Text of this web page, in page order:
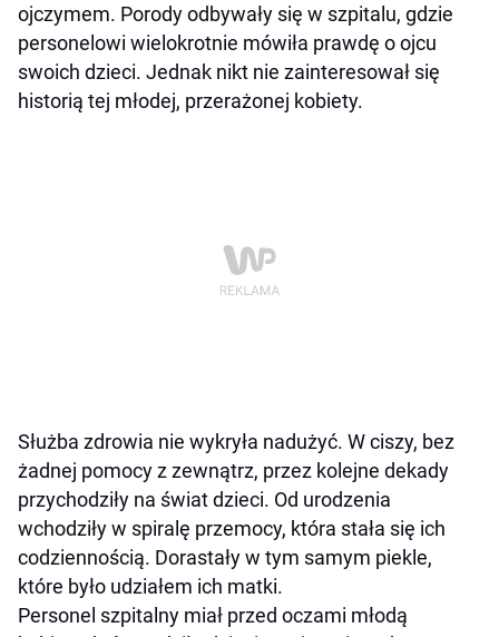
ojczymem. Porody odbywały się w szpitalu, gdzie
personelowi wielokrotnie mówiła prawdę o ojcu
swoich dzieci. Jednak nikt nie zainteresował się
historią tej młodej, przerażonej kobiety.
Służba zdrowia nie wykryła nadużyć. W ciszy, bez
żadnej pomocy z zewnątrz, przez kolejne dekady
przychodziły na świat dzieci. Od urodzenia
wchodziły w spiralę przemocy, która stała się ich
codziennością. Dorastały w tym samym piekle,
które było udziałem ich matki.
Personel szpitalny miał przed oczami młodą